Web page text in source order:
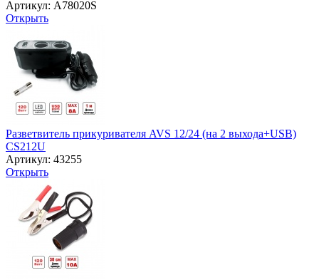
Артикул: A78020S
Открыть
Разветвитель прикуривателя AVS 12/24 (на 2 выхода+USB)
CS212U
Артикул: 43255
Открыть